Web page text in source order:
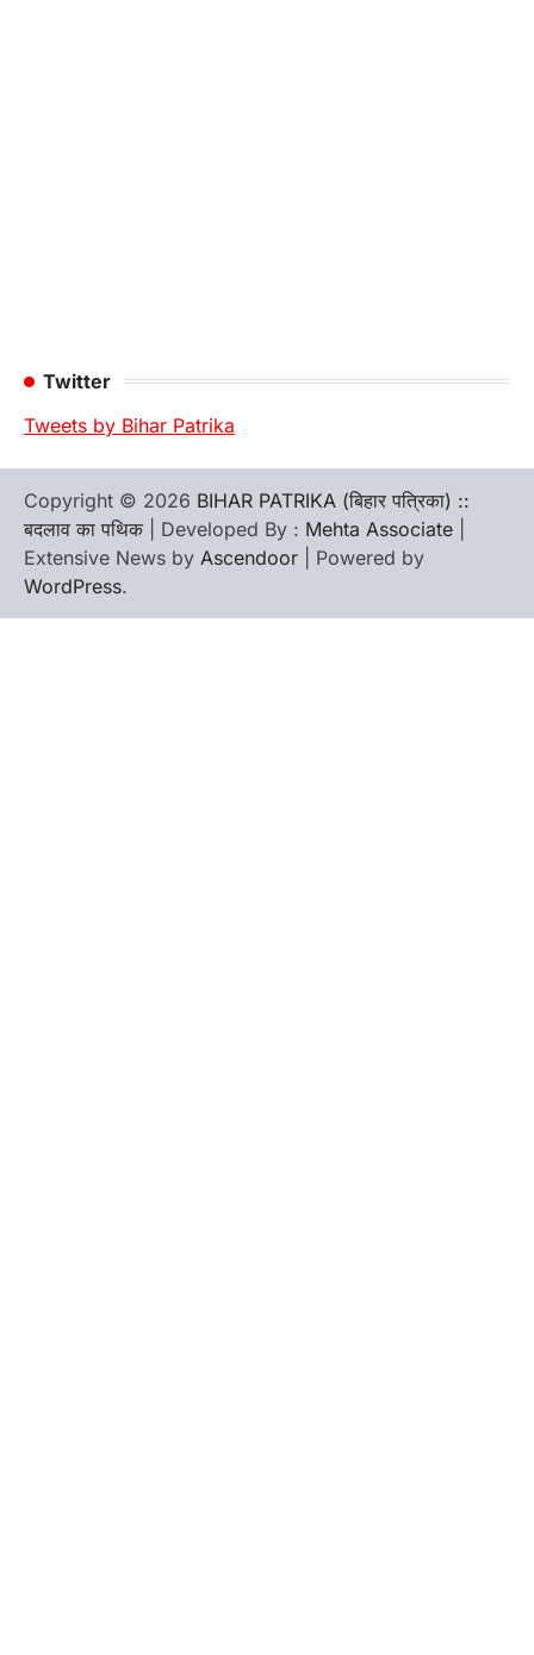
Twitter
Tweets by Bihar Patrika
Copyright © 2026 BIHAR PATRIKA (बिहार पत्रिका) ::
बदलाव का पथिक | Developed By : Mehta Associate
Extensive News by Ascendoor | Powered by
WordPress.